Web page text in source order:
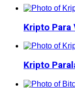
Kripto Para
Kripto